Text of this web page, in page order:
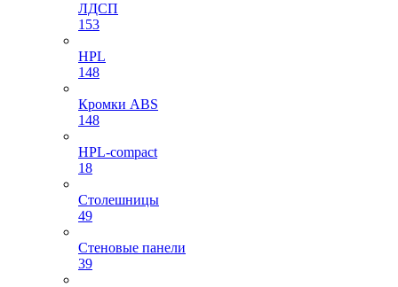
ЛДСП
153
HPL
148
Кромки ABS
148
HPL-compact
18
Столешницы
49
Стеновые панели
39